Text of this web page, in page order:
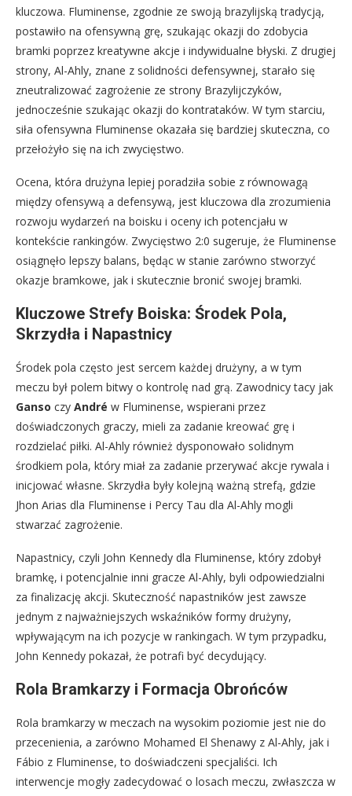
kluczowa. Fluminense, zgodnie ze swoją brazylijską tradycją,
postawiło na ofensywną grę, szukając okazji do zdobycia
bramki poprzez kreatywne akcje i indywidualne błyski. Z drugiej
strony, Al-Ahly, znane z solidności defensywnej, starało się
zneutralizować zagrożenie ze strony Brazylijczyków,
jednocześnie szukając okazji do kontrataków. W tym starciu,
siła ofensywna Fluminense okazała się bardziej skuteczna, co
przełożyło się na ich zwycięstwo.
Ocena, która drużyna lepiej poradziła sobie z równowagą
między ofensywą a defensywą, jest kluczowa dla zrozumienia
rozwoju wydarzeń na boisku i oceny ich potencjału w
kontekście rankingów. Zwycięstwo 2:0 sugeruje, że Fluminense
osiągnęło lepszy balans, będąc w stanie zarówno stworzyć
okazje bramkowe, jak i skutecznie bronić swojej bramki.
Kluczowe Strefy Boiska: Środek Pola,
Skrzydła i Napastnicy
Środek pola często jest sercem każdej drużyny, a w tym
meczu był polem bitwy o kontrolę nad grą. Zawodnicy tacy jak
Ganso czy André w Fluminense, wspierani przez
doświadczonych graczy, mieli za zadanie kreować grę i
rozdzielać piłki. Al-Ahly również dysponowało solidnym
środkiem pola, który miał za zadanie przerywać akcje rywala i
inicjować własne. Skrzydła były kolejną ważną strefą, gdzie
Jhon Arias dla Fluminense i Percy Tau dla Al-Ahly mogli
stwarzać zagrożenie.
Napastnicy, czyli John Kennedy dla Fluminense, który zdobył
bramkę, i potencjalnie inni gracze Al-Ahly, byli odpowiedzialni
za finalizację akcji. Skuteczność napastników jest zawsze
jednym z najważniejszych wskaźników formy drużyny,
wpływającym na ich pozycje w rankingach. W tym przypadku,
John Kennedy pokazał, że potrafi być decydujący.
Rola Bramkarzy i Formacja Obrońców
Rola bramkarzy w meczach na wysokim poziomie jest nie do
przecenienia, a zarówno Mohamed El Shenawy z Al-Ahly, jak i
Fábio z Fluminense, to doświadczeni specjaliści. Ich
interwencje mogły zadecydować o losach meczu, zwłaszcza w